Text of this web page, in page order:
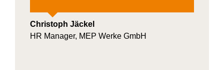
Christoph Jäckel
HR Manager, MEP Werke GmbH